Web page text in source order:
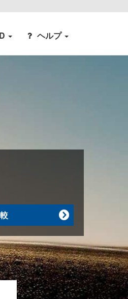
ヘルプ
